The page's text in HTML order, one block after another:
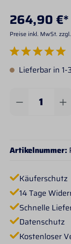
264,90 €*
Preise inkl. MwSt.
Durchschnittliche
Lieferbar in
Produkt
Artikelnummer:
Käuferschutz
14 Tage
Schnelle
Datenschutz
Kostenloser